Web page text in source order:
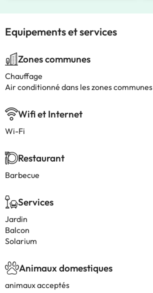
Equipements et services
Zones communes
Chauffage
Air conditionné dans les zones communes
Wifi et Internet
Wi-Fi
Restaurant
Barbecue
Services
Jardin
Balcon
Solarium
Animaux domestiques
animaux acceptés